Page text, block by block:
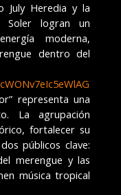
July Heredia y la
Soler logran un
moderna,
dentro del
representa una
La agrupación
fortalecer su
públicos clave:
merengue y las
música tropical